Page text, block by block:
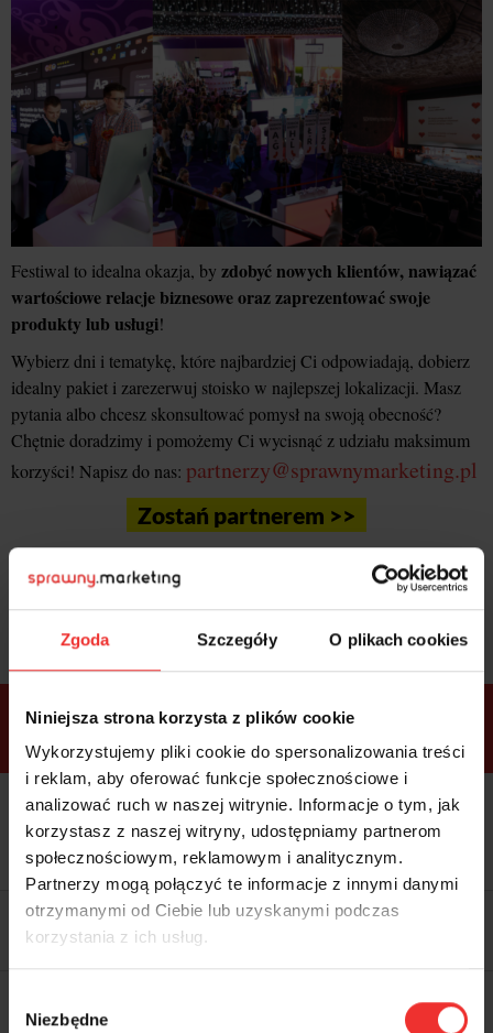
Zgoda Szczegóły O plikach cookies
Niniejsza strona korzysta z plików cookie
Wykorzystujemy pliki cookie do spersonalizowania treści
i reklam, aby oferować funkcje społecznościowe i
analizować ruch w naszej witrynie. Informacje o tym, jak
korzystasz z naszej witryny, udostępniamy partnerom
społecznościowym, reklamowym i analitycznym.
Partnerzy mogą połączyć te informacje z innymi danymi
otrzymanymi od Ciebie lub uzyskanymi podczas
korzystania z ich usług.
zgody
Niezbędne
Festiwal to idealna okazja, by zdobyć nowych klientów, nawiązać
wartościowe relacje biznesowe oraz zaprezentować swoje
produkty lub usługi!
Wybierz dni i tematykę, które najbardziej Ci odpowiadają, dobierz
idealny pakiet i zarezerwuj stoisko w najlepszej lokalizacji. Masz
pytania albo chcesz skonsultować pomysł na swoją obecność?
Chętnie doradzimy i pomożemy Ci wycisnąć z udziału maksimum
korzyści! Napisz do nas: partnerzy@sprawnymarketing.pl
Zostań partnerem >>
Sprawdź bonusyi wybierz bilet
ramach
pakietów
VIP Premium
Kolacja z prelegentami i before
party (Hotel Sheraton, 27.10) tylko
wbilecie ALLPASS VIP
Dostępne
tylko w
bilecie
ALLPASS
VIP
Dedykowana strefa VIP z
możliwością networkingu z
prelegentami i wystawcami w
WARTOŚĆ: 1970 zł